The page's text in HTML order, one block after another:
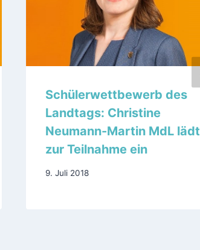
Schülerwettbewerb des
Landtags: Christine
Neumann-Martin MdL lädt
zur Teilnahme ein
9. Juli 2018